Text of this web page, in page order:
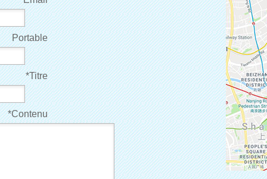
Portable
*Titre
*Contenu